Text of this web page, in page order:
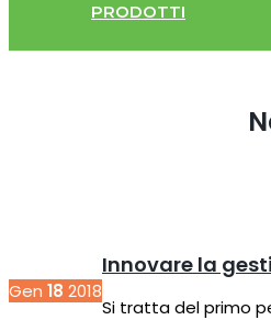
PRODOTTI
Gen 18 2018
Innovare la
Si tratta del primo